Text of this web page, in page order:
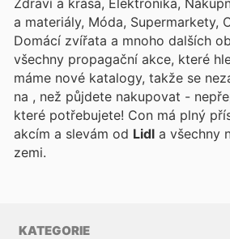
a materiály, Móda, Supermarkety,
Domácí zvířata a mnoho dalších
všechny propagační akce, které
máme nové katalogy, takže se
na , než půjdete nakupovat -
které potřebujete! Con má plný
akcím a slevám od Lidl a všechny
zemi.
KATEGORIE